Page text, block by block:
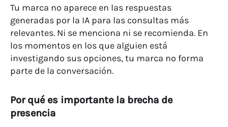
Tu marca no aparece en las respuestas
generadas por la IA para las consultas más
relevantes. Ni se menciona ni se recomienda. En
los momentos en los que alguien está
investigando sus opciones, tu marca no forma
parte de la conversación.
Por qué es importante la brecha de
presencia